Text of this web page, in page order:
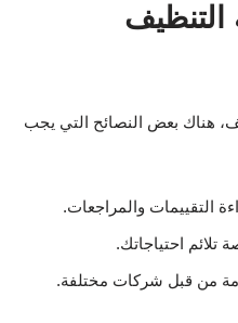
التنظيف
هناك بعض النصائح التي يجب
التقييمات والمراجعات.
احتياجاتك.
من قبل شركات مختلفة.